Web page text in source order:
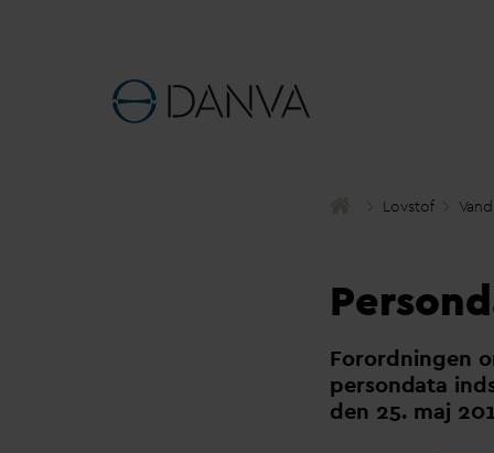
Lovstof V
Forordningen
persondata
den 25. maj